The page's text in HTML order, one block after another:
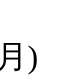
)